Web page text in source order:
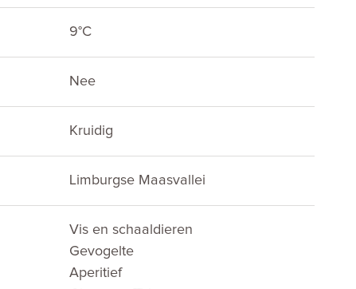
9°C
Nee
Kruidig
Limburgse Maasvallei
Vis en schaaldieren
Gevogelte
Aperitief